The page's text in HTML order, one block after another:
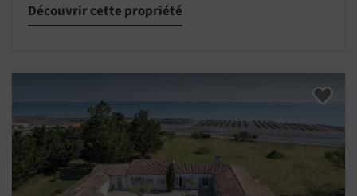
Découvrir cette propriété